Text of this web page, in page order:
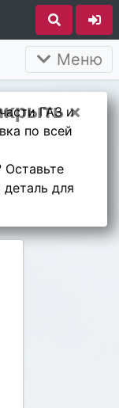
Меню
×
ГАЗ и
по всей
для